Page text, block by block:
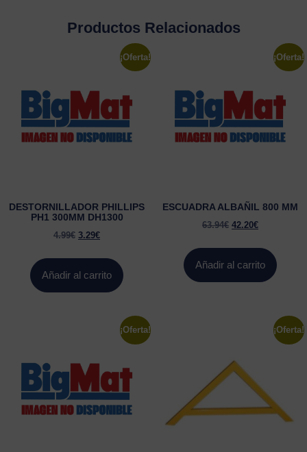
Productos Relacionados
¡Oferta!
DESTORNILLADOR PHILLIPS
PH1 300MM DH1300
4.99€ 3.29€
Añadir al carrito
¡Oferta!
ESCUADRA ALBAÑIL 800 MM
63.94€ 42.20€
Añadir al carrito
¡Oferta! ¡Oferta!